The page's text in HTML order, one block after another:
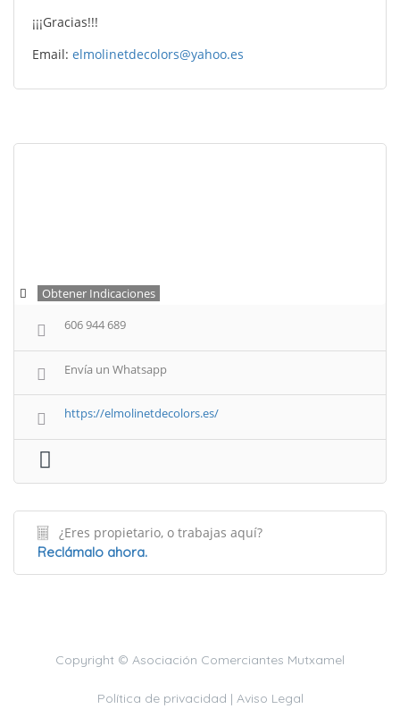
¡¡¡Gracias!!!
Email: elmolinetdecolors@yahoo.es
Obtener Indicaciones
606 944 689
Envía un Whatsapp
https://elmolinetdecolors.es/
¿Eres propietario, o trabajas aquí?
Reclámalo ahora.
Copyright © Asociación Comerciantes Mutxamel
Política de privacidad | Aviso Legal